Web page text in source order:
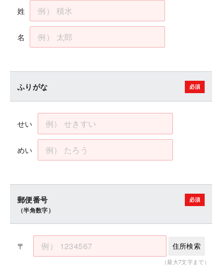
姓
名
ふりがな
せい
めい
郵便番号
（半角数字）
〒
（最大7文字まで）
住所検索